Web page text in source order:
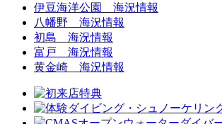
伊豆海洋公園 海況情報
八幡野 海況情報
初島 海況情報
富戸 海況情報
黄金崎 海況情報